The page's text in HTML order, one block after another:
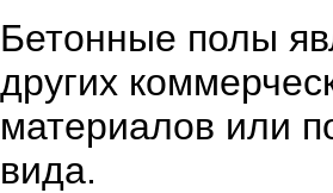
Бетонные полы
других
материалов или
вида.